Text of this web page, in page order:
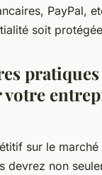
PayPal,
soit
sur le
devrez non